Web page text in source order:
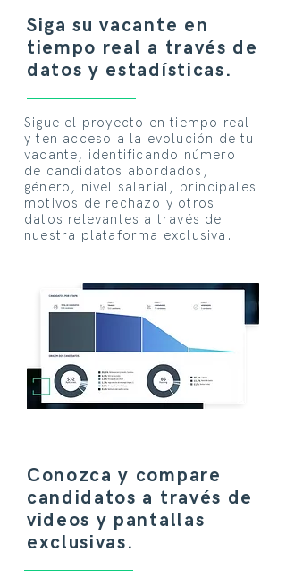
Siga su vacante en
tiempo real a través de
datos y estadísticas.
Sigue el proyecto en tiempo real
y ten acceso a la evolución de tu
vacante, identificando número
de candidatos abordados,
género, nivel salarial, principales
motivos de rechazo y otros
datos relevantes a través de
nuestra plataforma exclusiva.
Conozca y compare
candidatos a través de
videos y pantallas
exclusivas.